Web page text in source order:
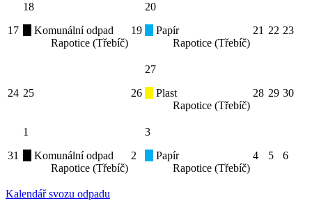
17
18
Komunální odpad
Rapotice (Třebíč)
19
20
Papír
Rapotice (Třebíč)
21 22 23
24 25 26
27
Plast
Rapotice (Třebíč)
28 29 30
31
1
Komunální odpad
Rapotice (Třebíč)
2
3
Papír
Rapotice (Třebíč)
4 5 6
Kalendář svozu odpadu